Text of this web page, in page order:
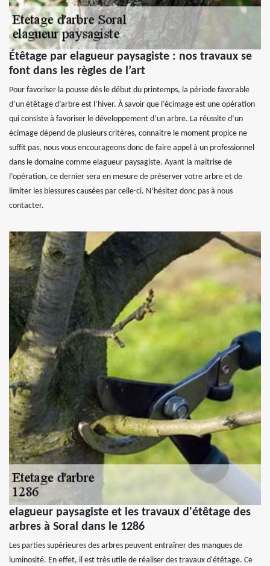
Étêtage par elagueur paysagiste : nos travaux se
font dans les règles de l’art
Pour favoriser la pousse dès le début du printemps, la période favorable
d’un étêtage d’arbre est l’hiver. À savoir que l’écimage est une opération
qui consiste à favoriser le développement d’un arbre. La réussite d’un
écimage dépend de plusieurs critères, connaitre le moment propice ne
suffit pas, nous vous encourageons donc de faire appel à un professionnel
dans le domaine comme elagueur paysagiste. Ayant la maitrise de
l’opération, ce dernier sera en mesure de préserver votre arbre et de
limiter les blessures causées par celle-ci. N’hésitez donc pas à nous
contacter.
elagueur paysagiste et les travaux d'étêtage des
arbres à Soral dans le 1286
Les parties supérieures des arbres peuvent entraîner des manques de
luminosité. En effet, il est très utile de réaliser des travaux d'étêtage. Ce